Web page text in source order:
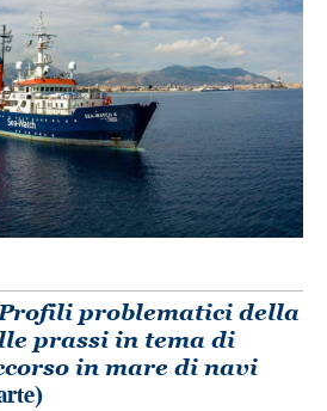
problematici della
prassi in tema di
in mare di navi